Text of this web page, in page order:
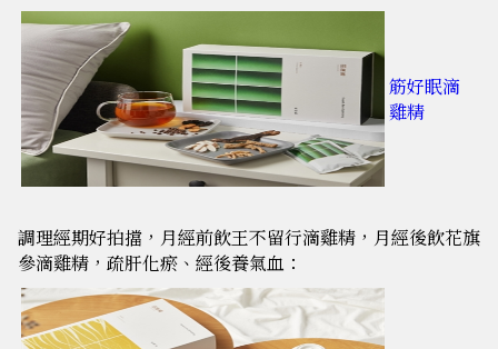
筋好眠滴
雞精
調理經期好拍擋，月經前飲王不留行滴雞精，月經後飲花旗
參滴雞精，疏肝化瘀、經後養氣血：